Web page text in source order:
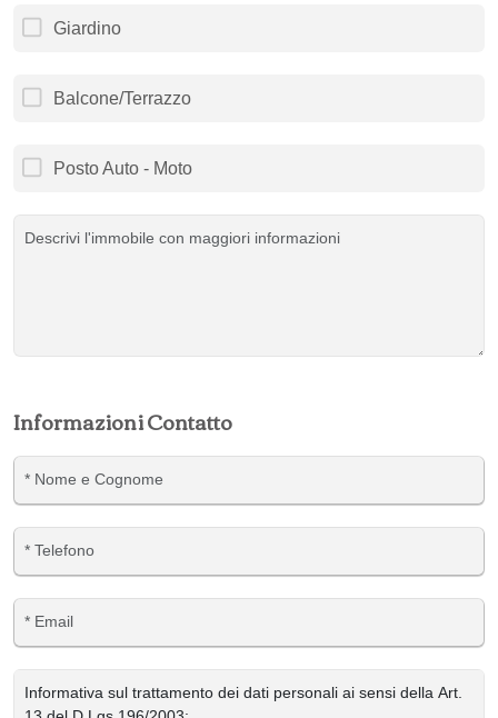
Giardino
Balcone/Terrazzo
Posto Auto - Moto
Informazioni Contatto